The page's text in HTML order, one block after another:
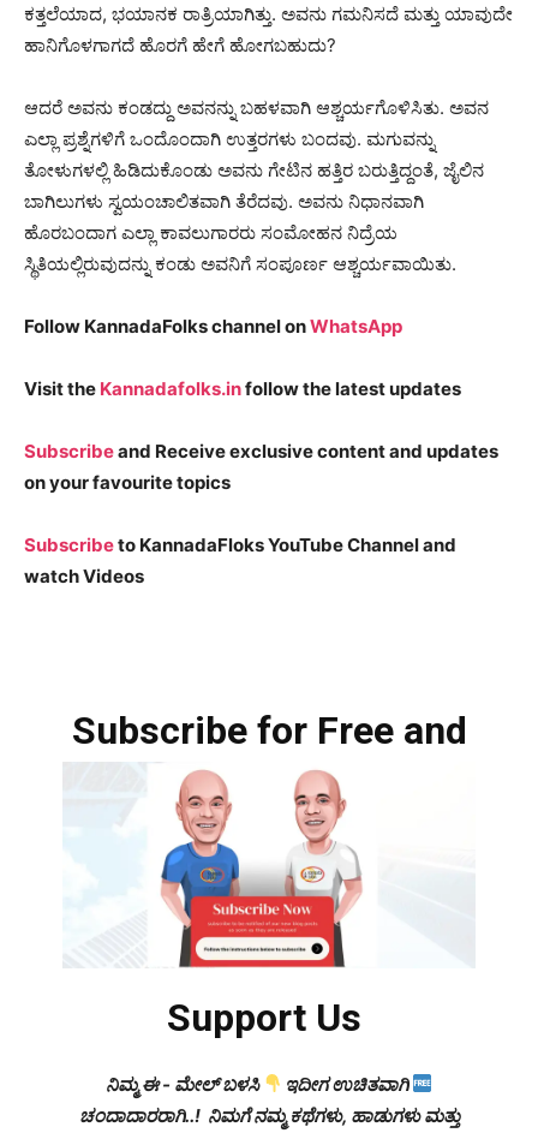
ಕತ್ತಲೆಯಾದ, ಭಯಾನಕ ರಾತ್ರಿಯಾಗಿತ್ತು. ಅವನು ಗಮನಿಸದೆ ಮತ್ತು ಯಾವುದೇ
ಹಾನಿಗೊಳಗಾಗದೆ ಹೊರಗೆ ಹೇಗೆ ಹೋಗಬಹುದು?
ಆದರೆ ಅವನು ಕಂಡದ್ದು ಅವನನ್ನು ಬಹಳವಾಗಿ ಆಶ್ಚರ್ಯಗೊಳಿಸಿತು. ಅವನ
ಎಲ್ಲಾ ಪ್ರಶ್ನೆಗಳಿಗೆ ಒಂದೊಂದಾಗಿ ಉತ್ತರಗಳು ಬಂದವು. ಮಗುವನ್ನು
ತೋಳುಗಳಲ್ಲಿ ಹಿಡಿದುಕೊಂಡು ಅವನು ಗೇಟಿನ ಹತ್ತಿರ ಬರುತ್ತಿದ್ದಂತೆ, ಜೈಲಿನ
ಬಾಗಿಲುಗಳು ಸ್ವಯಂಚಾಲಿತವಾಗಿ ತೆರೆದವು. ಅವನು ನಿಧಾನವಾಗಿ
ಹೊರಬಂದಾಗ ಎಲ್ಲಾ ಕಾವಲುಗಾರರು ಸಂಮೋಹನ ನಿದ್ರೆಯ
ಸ್ಥಿತಿಯಲ್ಲಿರುವುದನ್ನು ಕಂಡು ಅವನಿಗೆ ಸಂಪೂರ್ಣ ಆಶ್ಚರ್ಯವಾಯಿತು.
Follow KannadaFolks channel onWhatsApp
Visit the Kannadafolks.infollow the latest updates
Subscribeand Receive exclusive content and updates
on your favourite topics
Subscribeto KannadaFloks YouTube Channel and
watch Videos
Subscribe for Free and
Support Us
ನಿಮ್ಮ ಈ - ಮೇಲ್ ಬಳಸಿ
ಇದೀಗ ಉಚಿತವಾಗಿ
ಚಂದಾದಾರರಾಗಿ..! ನಿಮಗೆ ನಮ್ಮ ಕಥೆಗಳು, ಹಾಡುಗಳು ಮತ್ತು